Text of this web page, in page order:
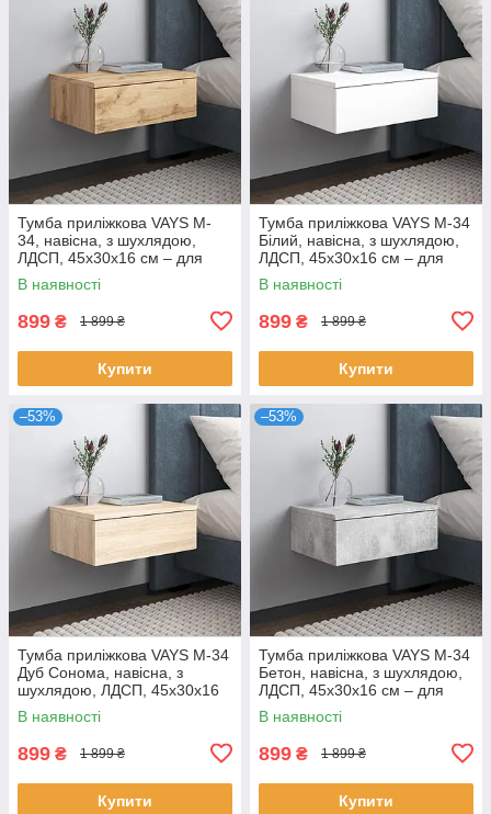
Тумба приліжкова VAYS M-
34, навісна, з шухлядою,
ЛДСП, 45х30х16 см – для
спальні
В наявності
899 ₴ 1 899 ₴
Купити
Тумба приліжкова VAYS M-34
Білий, навісна, з шухлядою,
ЛДСП, 45х30х16 см – для
спальні
В наявності
899 ₴ 1 899 ₴
Купити
–53%
Тумба приліжкова VAYS M-34
Дуб Сонома, навісна, з
шухлядою, ЛДСП, 45х30х16
см – для спальні
В наявності
899 ₴ 1 899 ₴
Купити
–53%
Тумба приліжкова VAYS M-34
Бетон, навісна, з шухлядою,
ЛДСП, 45х30х16 см – для
спальні
В наявності
899 ₴ 1 899 ₴
Купити